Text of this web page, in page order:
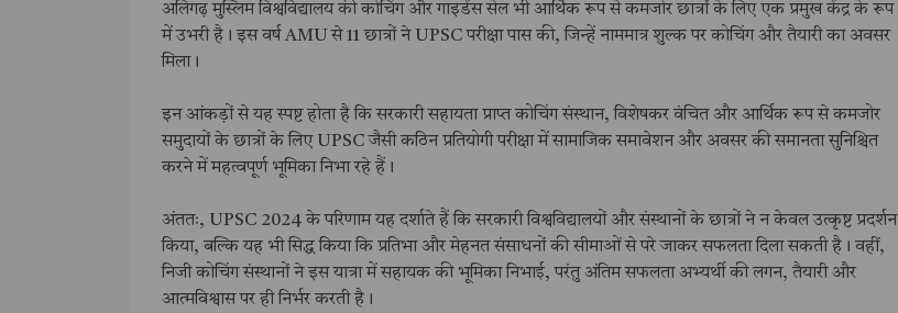
अलिगढ़ मुस्लिम विश्वविद्यालय की कोचिंग और गाइडेंस सेल भी आर्थिक रूप से कमजोर छात्रों के लिए एक प्रमुख केंद्र के रूप
में उभरी है। इस वर्ष AMU से 11 छात्रों ने UPSC परीक्षा पास की, जिन्हें नाममात्र शुल्क पर कोचिंग और तैयारी का अवसर
मिला।
इन आंकड़ों से यह स्पष्ट होता है कि सरकारी सहायता प्राप्त कोचिंग संस्थान, विशेषकर वंचित और आर्थिक रूप से कमजोर
समुदायों के छात्रों के लिए UPSC जैसी कठिन प्रतियोगी परीक्षा में सामाजिक समावेशन और अवसर की समानता सुनिश्चित
करने में महत्वपूर्ण भूमिका निभा रहे हैं।
अंततः, UPSC 2024 के परिणाम यह दर्शाते हैं कि सरकारी विश्वविद्यालयों और संस्थानों के छात्रों ने न केवल उत्कृष्ट प्रदर्शन
किया, बल्कि यह भी सिद्ध किया कि प्रतिभा और मेहनत संसाधनों की सीमाओं से परे जाकर सफलता दिला सकती है। वहीं,
निजी कोचिंग संस्थानों ने इस यात्रा में सहायक की भूमिका निभाई, परंतु अंतिम सफलता अभ्यर्थी की लगन, तैयारी और
आत्मविश्वास पर ही निर्भर करती है।